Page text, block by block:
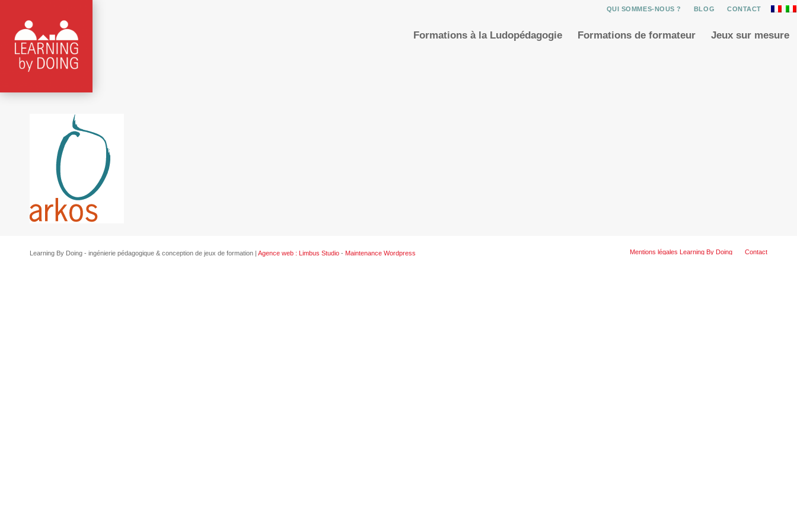
QUI SOMMES-NOUS ? BLOG CONTACT
Formations à la Ludopédagogie Formations de formateur Jeux sur mesure
Learning By Doing - ingénierie pédagogique & conception de jeux de formation | Agence web : Limbus Studio - Maintenance Wordpress Mentions légales Learning By Doing Contact